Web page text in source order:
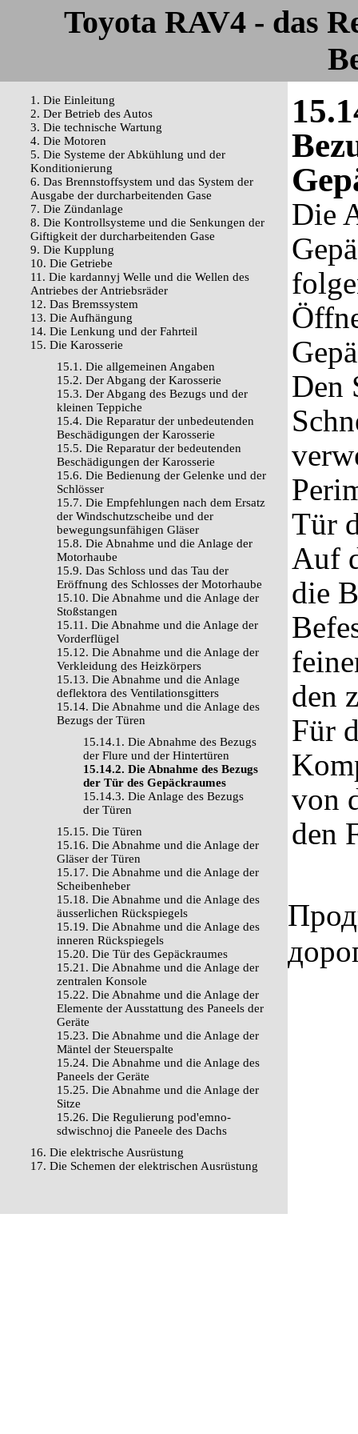
Toyota RAV4 - das
1. Die Einleitung
2. Der Betrieb des Autos
3. Die technische Wartung
4. Die Motoren
5. Die Systeme der Abkühlung und der
Konditionierung
6. Das Brennstoffsystem und das System der
Ausgabe der durcharbeitenden Gase
7. Die Zündanlage
8. Die Kontrollsysteme und die Senkungen der
Giftigkeit der durcharbeitenden Gase
9. Die Kupplung
10. Die Getriebe
11. Die kardannyj Welle und die Wellen des
Antriebes der Antriebsräder
12. Das Bremssystem
13. Die Aufhängung
14. Die Lenkung und der Fahrteil
15. Die Karosserie
15.1. Die allgemeinen Angaben
15.2. Der Abgang der Karosserie
15.3. Der Abgang des Bezugs und der
kleinen Teppiche
15.4. Die Reparatur der unbedeutenden
Beschädigungen der Karosserie
15.5. Die Reparatur der bedeutenden
Beschädigungen der Karosserie
15.6. Die Bedienung der Gelenke und der
Schlösser
15.7. Die Empfehlungen nach dem Ersatz
der Windschutzscheibe und der
bewegungsunfähigen Gläser
15.8. Die Abnahme und die Anlage der
Motorhaube
15.9. Das Schloss und das Tau der
Eröffnung des Schlosses der Motorhaube
15.10. Die Abnahme und die Anlage der
Stoßstangen
15.11. Die Abnahme und die Anlage der
Vorderflügel
15.12. Die Abnahme und die Anlage der
Verkleidung des Heizkörpers
15.13. Die Abnahme und die Anlage
deflektora des Ventilationsgitters
15.14. Die Abnahme und die Anlage des
Bezugs der Türen
15.14.1. Die Abnahme des Bezugs
der Flure und der Hintertüren
15.14.2. Die Abnahme des Bezugs
der Tür des Gepäckraumes
15.14.3. Die Anlage des Bezugs
der Türen
15.15. Die Türen
15.16. Die Abnahme und die Anlage der
Gläser der Türen
15.17. Die Abnahme und die Anlage der
Scheibenheber
15.18. Die Abnahme und die Anlage des
äusserlichen Rückspiegels
15.19. Die Abnahme und die Anlage des
inneren Rückspiegels
15.20. Die Tür des Gepäckraumes
15.21. Die Abnahme und die Anlage der
zentralen Konsole
15.22. Die Abnahme und die Anlage der
Elemente der Ausstattung des Paneels der
Geräte
15.23. Die Abnahme und die Anlage der
Mäntel der Steuerspalte
15.24. Die Abnahme und die Anlage des
Paneels der Geräte
15.25. Die Abnahme und die Anlage der
Sitze
15.26. Die Regulierung pod'emno-
sdwischnoj die Paneele des Dachs
16. Die elektrische Ausrüstung
17. Die Schemen der elektrischen Ausrüstung
Die
Den
Tür
Auf
die
den
Für
von
den